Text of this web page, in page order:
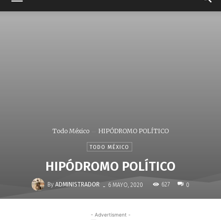
Todo México HIPÓDROMO POLÍTICO
TODO MÉXICO
HIPÓDROMO POLÍTICO
By ADMINISTRADOR - 6 MAYO, 2020 627 0
- Advertisment -